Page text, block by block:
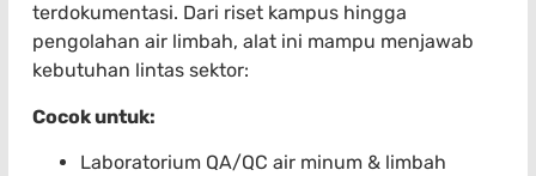
terdokumentasi. Dari riset kampus hingga
pengolahan air limbah, alat ini mampu menjawab
kebutuhan lintas sektor:
Cocok untuk:
Laboratorium QA/QC air minum & limbah